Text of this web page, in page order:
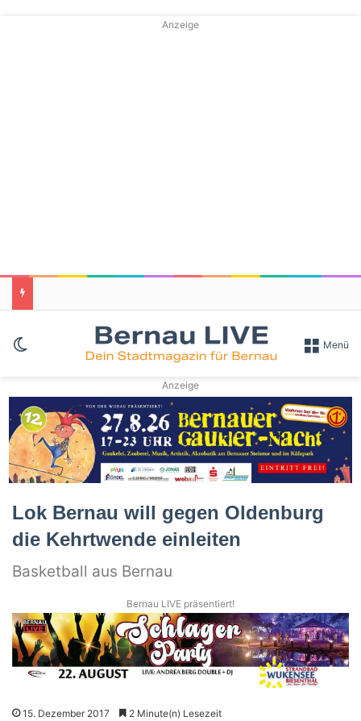
Anzeige
Skin umschalten Menü
Anzeige
Lok Bernau will gegen Oldenburg
die Kehrtwende einleiten
Basketball aus Bernau
Bernau LIVE präsentiert!
15. Dezember 2017 2 Minute(n) Lesezeit